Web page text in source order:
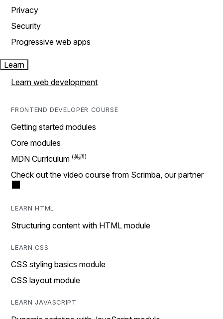
Privacy
Security
Progressive web apps
Learn
Learn web development
FRONTEND DEVELOPER COURSE
Getting started modules
Core modules
MDN Curriculum
Check out the video course from Scrimba, our partner
LEARN HTML
Structuring content with HTML module
LEARN CSS
CSS styling basics module
CSS layout module
LEARN JAVASCRIPT